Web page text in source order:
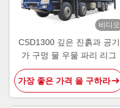
비디오
CSD1300 깊은 진흙과 공기
가 구멍 물 우물 파리 리그
가장 좋은 가격 을 구하라